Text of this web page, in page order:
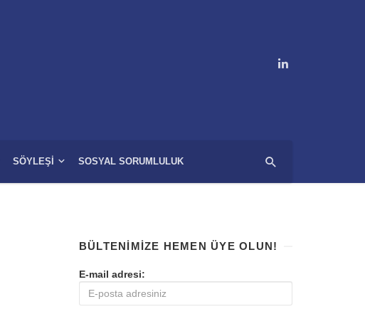
SÖYLEŞI SOSYAL SORUMLULUK
BÜLTENIMIZE HEMEN ÜYE OLUN!
E-mail adresi: